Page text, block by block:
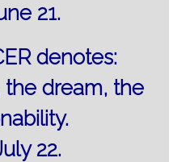
21.
denotes:
the dream, the
22.